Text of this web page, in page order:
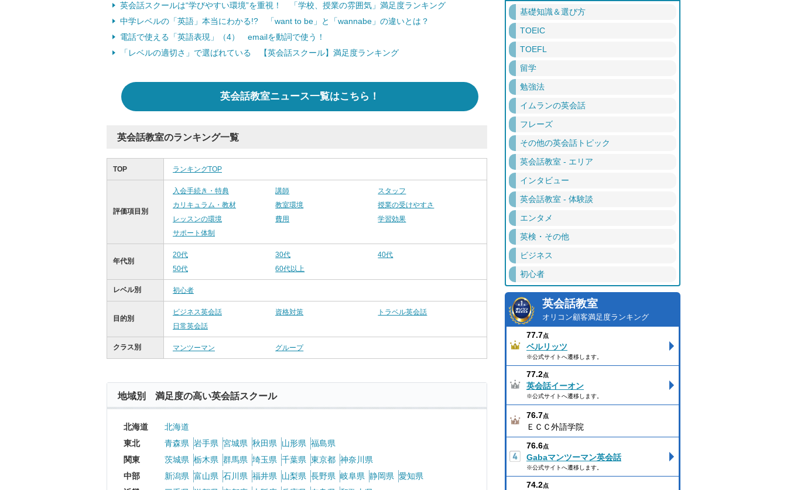
英会話スクールは“学びやすい環境”を重視！ 「学校、授業の雰囲気」満足度ランキング
中学レベルの「英語」本当にわかる!? 「want to be」と「wannabe」の違いとは？
電話で使える「英語表現」（4） emailを動詞で使う！
「レベルの適切さ」で選ばれている 【英会話スクール】満足度ランキング
英会話教室ニュース一覧はこちら！
英会話教室のランキング一覧
TOP ランキングTOP
評価項目別
入会手続き・特典 講師
スタッフ
カリキュラム・教材
教室環境
授業の受けやすさ
レッスンの環境
費用
学習効果
サポート体制
年代別
20代 30代
40代
50代
60代以上
レベル別 初心者
目的別
ビジネス英会話 資格対策
トラベル英会話
日常英会話
クラス別 マンツーマン グループ
地域別 満足度の高い英会話スクール
北海道
北海道
東北
青森県 岩手県 宮城県 秋田県 山形県 福島県
関東
茨城県 栃木県 群馬県 埼玉県 千葉県 東京都 神奈川県
中部
新潟県 富山県 石川県 福井県 山梨県 長野県 岐阜県 静岡県 愛知県
基礎知識＆選び方
TOEIC
TOEFL
留学
勉強法
イムランの英会話
フレーズ
その他の英会話トピック
英会話教室 - エリア
インタビュー
英会話教室 - 体験談
エンタメ
英検・その他
ビジネス
初心者
英会話教室
オリコン顧客満足度ランキング
77.7点
ベルリッツ
※公式サイトへ遷移します。
77.2点
英会話イーオン
※公式サイトへ遷移します。
76.7点
ＥＣＣ外語学院
76.6点
Gabaマンツーマン英会話
※公式サイトへ遷移します。
74.2点